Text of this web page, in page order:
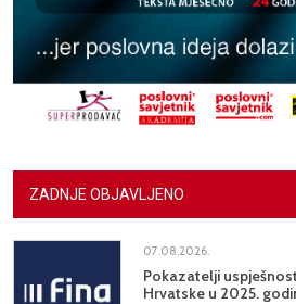
ZADNJE OBJAVLJENO
07.08.2026.
Pokazatelji
Hrvatske u 2025.